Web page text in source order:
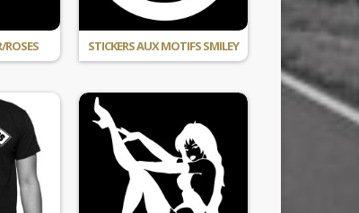
ROSES STICKERS AUX MOTIFS SMILEY